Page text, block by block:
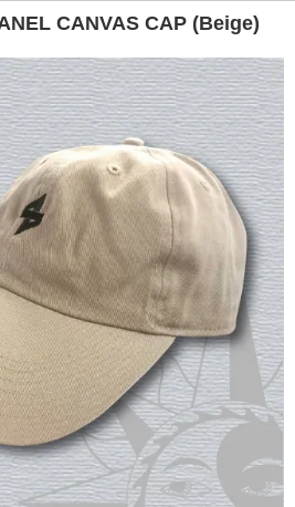
CANVAS CAP (Beige)